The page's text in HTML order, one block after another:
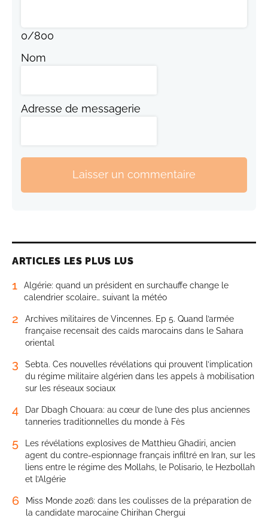
0/800
Nom
Adresse de messagerie
Laisser un commentaire
ARTICLES LES PLUS LUS
1
Algérie: quand un président en surchauffe change le
calendrier scolaire… suivant la météo
2
Archives militaires de Vincennes. Ep 5. Quand l’armée
française recensait des caïds marocains dans le Sahara
oriental
3
Sebta. Ces nouvelles révélations qui prouvent l’implication
du régime militaire algérien dans les appels à mobilisation
sur les réseaux sociaux
4
Dar Dbagh Chouara: au cœur de l’une des plus anciennes
tanneries traditionnelles du monde à Fès
5
Les révélations explosives de Matthieu Ghadiri, ancien
agent du contre-espionnage français infiltré en Iran, sur les
liens entre le régime des Mollahs, le Polisario, le Hezbollah
et l’Algérie
6
Miss Monde 2026: dans les coulisses de la préparation de
la candidate marocaine Chirihan Chergui